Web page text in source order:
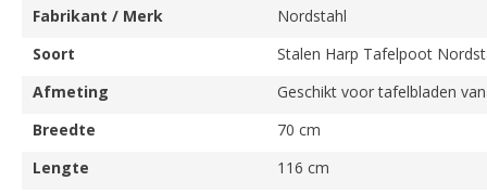
de
gallerij
Fabrikant / Merk
Nordstahl
Soort
Stalen Harp Tafelpoot
Afmeting
Geschikt voor tafelbladen
Breedte
70 cm
Lengte
116 cm